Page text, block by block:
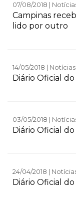
07/08/2018 |
Campinas
lido por outro
14/05/2018 | Notícias
Diário Oficial
03/05/2018 |
Diário Oficial
24/04/2018 |
Diário Oficial